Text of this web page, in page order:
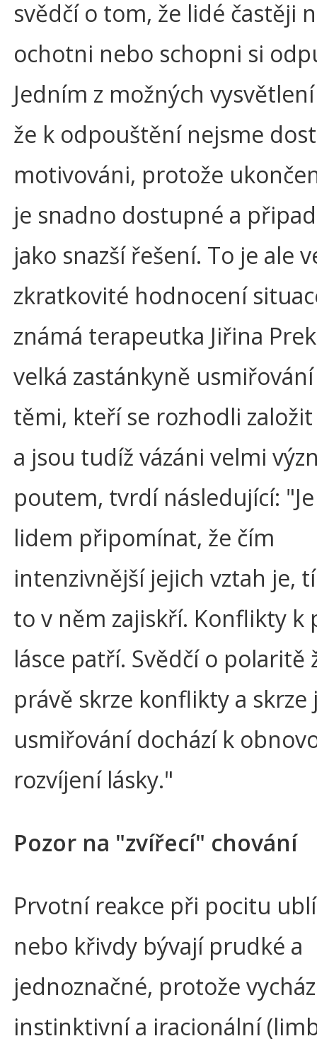
svědčí o tom, že lidé častěji
ochotni nebo schopni si
Jedním z možných
že k odpouštění nejsme
motivováni, protože
je snadno dostupné a
jako snazší řešení. To je ale
zkratkovité hodnocení
známá terapeutka Jiřina
velká zastánkyně
těmi, kteří se rozhodli
a jsou tudíž vázáni velmi
poutem, tvrdí následující:
lidem připomínat, že čím
intenzivnější jejich vztah je,
to v něm zajiskří. Konflikty k
lásce patří. Svědčí o polaritě
právě skrze konflikty a skrze
usmiřování dochází k
rozvíjení lásky."
Pozor na "zvířecí" chování
Prvotní reakce při pocitu
nebo křivdy bývají prudké a
jednoznačné, protože
instinktivní a iracionální